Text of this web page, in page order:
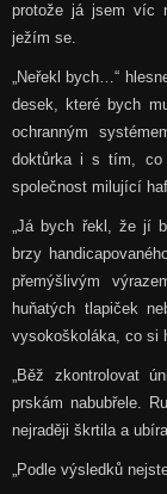
protože já jsem víc
ježím se.
„Neřekl bych…“
desek, které bych
ochranným
doktůrka i s tím, co
společnost milující
„Já bych řekl, že jí
brzy
přemýšlivým
huňatých tlapiček
vysokoškoláka, co si
„Běž zkontrolovat
prskám nabubřele.
nejraději škrtila a
„Podle výsledků